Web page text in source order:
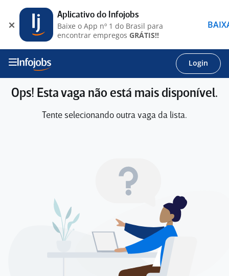
Login
Ops! Esta vaga não está mais disponível.
Tente selecionando outra vaga da lista.
Aplicativo do Infojobs
Baixe o App nº 1 do Brasil para
encontrar empregos GRÁTIS!!